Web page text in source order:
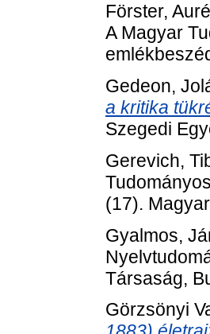
Förster, Aurél
A Magyar
Gedeon,
a kritika
Szegedi
Gerevich,
(17).
Gyalmos,
Társaság,
Görzsönyi